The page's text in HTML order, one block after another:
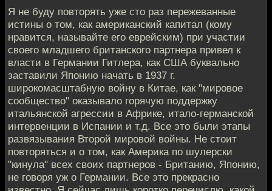
Я не буду повторять уже сто раз пережеванные
истины о том, как американский капитал (кому
нравится, называйте его еврейским) при участии
своего младшего британского партнера привел к
власти в Германии Гитлера, как США буквально
заставили Японию начать в 1937 г.
широкомасштабную войну в Китае, как "мировое
сообщество" оказывало горячую поддержку
итальянской агрессии в Африке, итало-германской
интервенции в Испании и т.д. Все это были этапы
развязывания Второй мировой войны. Не стоит
повторяться и о том, как Америка по шулерски
"кинула" всех своих партнеров - Британию, Японию,
не говоря уж о Германии. Все это прекрасно